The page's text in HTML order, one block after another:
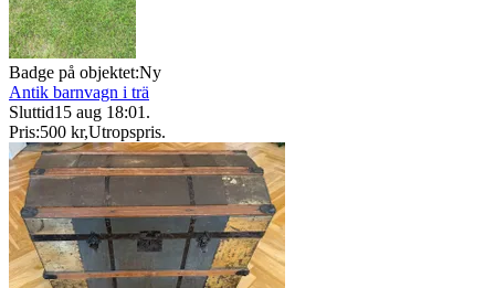
Badge på objektet:Ny
Antik barnvagn i trä
Sluttid15 aug 18:01 .
Pris:500 kr,Utropspris.